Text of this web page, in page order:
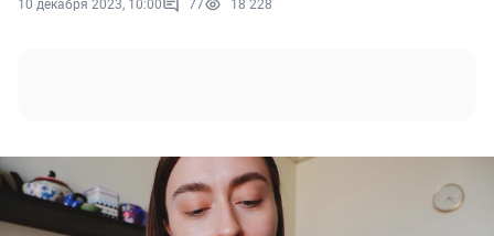
10 декабря 2023, 10:00 77 18 228